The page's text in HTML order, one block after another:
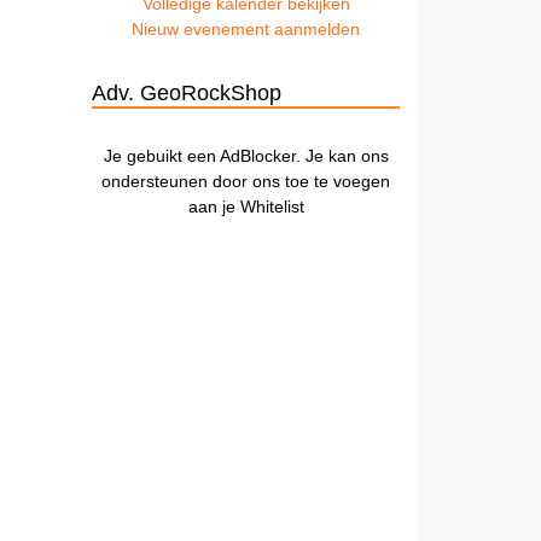
Nieuw evenement aanmelden
Adv. GeoRockShop
Je gebuikt een AdBlocker. Je kan ons
ondersteunen door ons toe te voegen
aan je Whitelist